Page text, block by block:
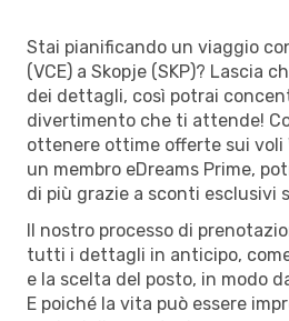
Stai pianificando un viaggio
(VCE) a Skopje (SKP)? Lascia
dei dettagli, così potrai
divertimento che ti attende!
ottenere ottime offerte sui voli
un membro eDreams Prime,
di più grazie a sconti esclusivi
Il nostro processo di
tutti i dettagli in anticipo,
e la scelta del posto, in modo
E poiché la vita può essere